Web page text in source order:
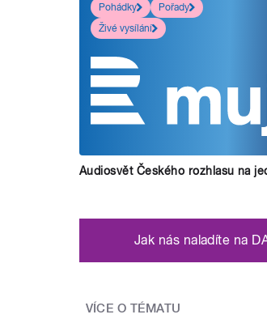
Pohádky
Pořady
Živé vysílání
Audiosvět Českého rozhlasu na
Jak nás naladíte na
VÍCE O TÉMATU